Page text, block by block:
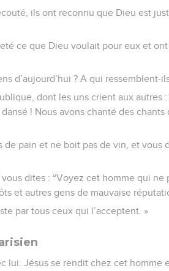
ils ont reconnu que Dieu est
ce que Dieu voulait pour eux et
d’aujourd’hui ? A qui ressemblent-
dont les uns crient aux autres :
! Nous avons chanté des
pain et ne boit pas de vin, et vous
dites : “Voyez cet homme qui ne
et autres gens de mauvaise
par tous ceux qui l’acceptent. »
lui. Jésus se rendit chez cet homme